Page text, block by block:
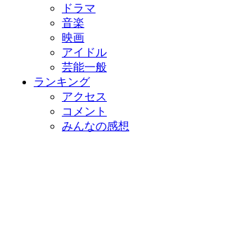
ドラマ
音楽
映画
アイドル
芸能一般
ランキング
アクセス
コメント
みんなの感想